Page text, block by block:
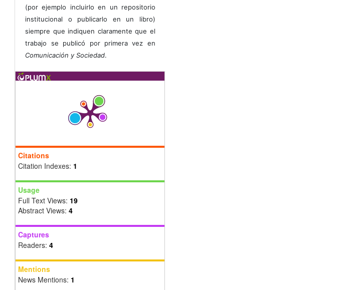
(por ejemplo incluirlo en un repositorio
institucional o publicarlo en un libro)
siempre que indiquen claramente que el
trabajo se publicó por primera vez en
Comunicación y Sociedad.
Citations
Citation Indexes: 1
Usage
Full Text Views: 19
Abstract Views: 4
Captures
Readers: 4
Mentions
News Mentions: 1